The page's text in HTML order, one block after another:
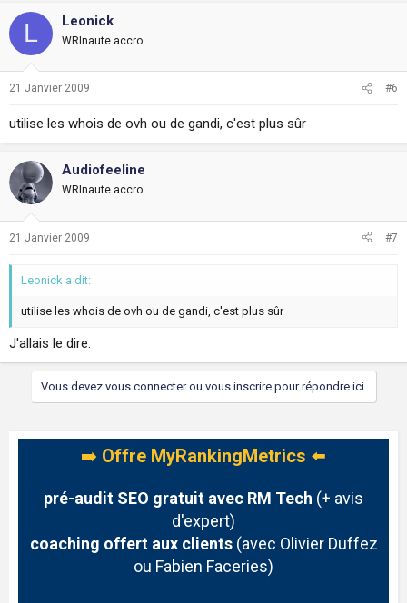
L Leonick
WRInaute accro
21 Janvier 2009 #6
utilise les whois de ovh ou de gandi, c'est plus sûr
Audiofeeline
WRInaute accro
21 Janvier 2009 #7
Leonick a dit:
utilise les whois de ovh ou de gandi, c'est plus sûr
J'allais le dire.
Vous devez vous connecter ou vous inscrire pour répondre ici.
➡️ Offre MyRankingMetrics ⬅️
pré-audit SEO gratuit avec RM Tech (+ avis
d'expert)
coaching offert aux clients(avec Olivier Duffez
ou Fabien Faceries)